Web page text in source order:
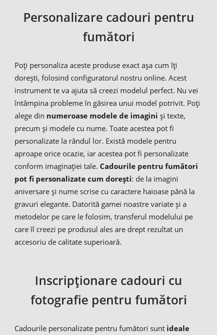
Personalizare cadouri pentru
fumători
Poți personaliza aceste produse exact așa cum îți
dorești, folosind configuratorul nostru online. Acest
instrument te va ajuta să creezi modelul perfect. Nu vei
întâmpina probleme în găsirea unui model potrivit. Poți
alege din numeroase modele de imagini și texte,
precum și modele cu nume. Toate acestea pot fi
personalizate la rândul lor. Există modele pentru
aproape orice ocazie, iar acestea pot fi personalizate
conform imaginației tale. Cadourile pentru fumători
pot fi personalizate cum dorești: de la imagini
aniversare și nume scrise cu caractere haioase până la
gravuri elegante. Datorită gamei noastre variate și a
metodelor pe care le folosim, transferul modelului pe
care îl creezi pe produsul ales are drept rezultat un
accesoriu de calitate superioară.
Inscripționare cadouri cu
fotografie pentru fumători
Cadourile personalizate pentru fumători sunt ideale